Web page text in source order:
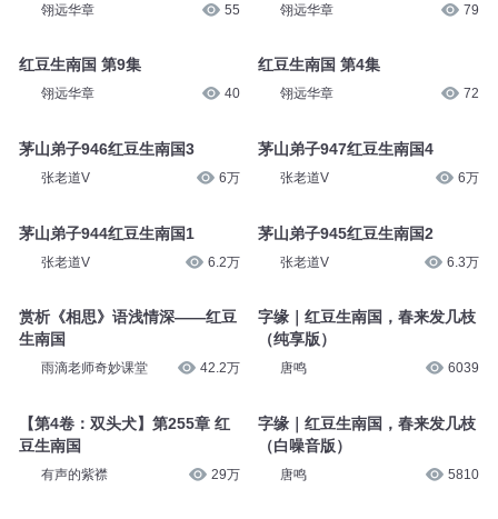
翎远华章 55
红豆生南国 第9集
翎远华章 40
茅山弟子946红豆生南国3
张老道V 6万
茅山弟子944红豆生南国1
张老道V 6.2万
赏析《相思》语浅情深——红豆
生南国
雨滴老师奇妙课堂 42.2万
【第4卷：双头犬】第255章 红
豆生南国
有声的紫襟 29万
翎远华章 79
红豆生南国 第4集
翎远华章 72
茅山弟子947红豆生南国4
张老道V 6万
茅山弟子945红豆生南国2
张老道V 6.3万
字缘｜红豆生南国，春来发几枝
（纯享版）
唐鸣 6039
字缘｜红豆生南国，春来发几枝
（白噪音版）
唐鸣 5810